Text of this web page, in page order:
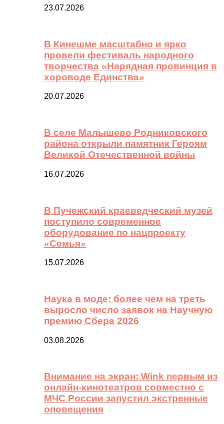
23.07.2026
В Кинешме масштабно и ярко
провели фестиваль народного
творчества «Нарядная провинция в
хороводе Единства»
20.07.2026
В селе Малышево Родниковского
района открыли памятник Героям
Великой Отечественной войны
16.07.2026
В Пучежский краеведческий музей
поступило современное
оборудование по нацпроекту
«Семья»
15.07.2026
Наука в моде: более чем на треть
выросло число заявок на Научную
премию Сбера 2026
03.08.2026
Внимание на экран: Wink первым из
онлайн-кинотеатров совместно с
МЧС России запустил экстренные
оповещения